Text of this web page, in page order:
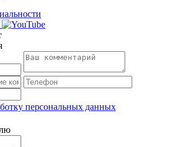
персональных данных